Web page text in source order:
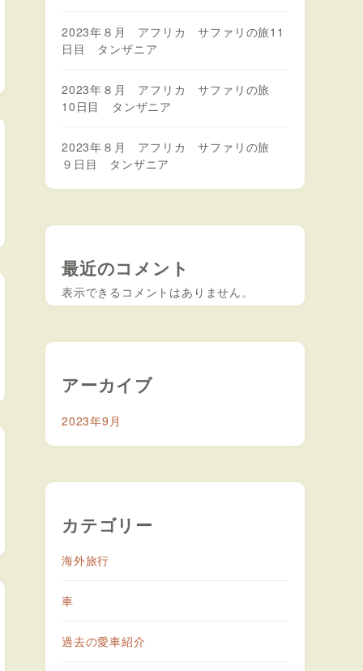
2023年８月 アフリカ サファリの旅11
日目 タンザニア
2023年８月 アフリカ サファリの旅
10日目 タンザニア
2023年８月 アフリカ サファリの旅
９日目 タンザニア
最近のコメント
表示できるコメントはありません。
アーカイブ
2023年9月
カテゴリー
海外旅行
車
過去の愛車紹介